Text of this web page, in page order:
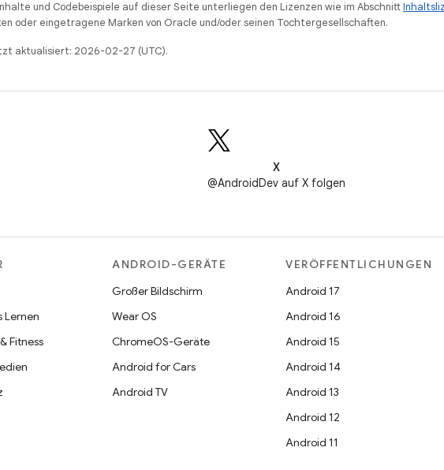
und Codebeispiele auf dieser Seite unterliegen den Lizenzen wie im Abschnitt
oder eingetragene Marken von Oracle und/oder seinen Tochtergesellschaften.
aktualisiert: 2026-02-27 (UTC).
X
@AndroidDev auf X folgen
Lernen
Fitness
ANDROID-GERÄTE
Großer Bildschirm
Wear OS
ChromeOS-Geräte
Android for Cars
Android TV
VERÖFFENTLICHUNGEN
Android 17
Android 16
Android 15
Android 14
Android 13
Android 12
Android 11